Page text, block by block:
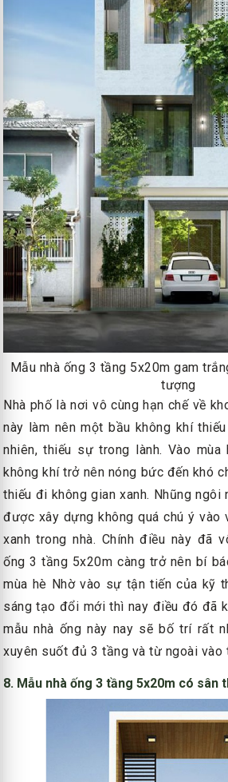
Mẫu nhà ống 3 tầng 5x20m gam
tượng
Nhà phố là nơi vô cùng hạn chế về
này làm nên một bầu không khí
nhiên, thiếu sự trong lành. Vào
không khí trở nên nóng bức đến khó
thiếu đi không gian xanh. Nhũng ngôi
được xây dựng không quá chú ý vào
xanh trong nhà. Chính điều này đã
ống 3 tầng 5x20m càng trở nên bí
mùa hè Nhờ vào sự tận tiến của kỹ
sáng tạo đổi mới thì nay điều đó đã
mẫu nhà ống này nay sẽ bố trí rất
xuyên suốt đủ 3 tầng và từ ngoài vào
8. Mẫu nhà ống 3 tầng 5x20m có sân